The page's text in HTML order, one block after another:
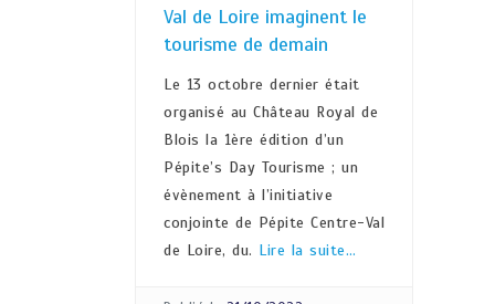
Val de Loire imaginent le
tourisme de demain
Le 13 octobre dernier était
organisé au Château Royal de
Blois la 1ère édition d’un
Pépite’s Day Tourisme ; un
évènement à l’initiative
conjointe de Pépite Centre-Val
de Loire, du. Lire la suite…